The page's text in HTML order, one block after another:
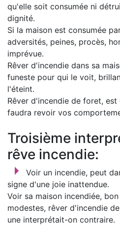
qu'elle soit consumée ni
dignité.
Si la maison est consumée
adversités, peines, procès,
imprévue.
Rêver d'incendie dans sa
funeste pour qui le voit,
l'éteint.
Rêver d'incendie de foret,
faudra revoir vos
Troisième
rêve incendie:
Voir un incendie, peut
signe d'une joie inattendue.
Voir sa maison incendiée,
modestes, rêver d'incendie
une interprétait-on contraire.